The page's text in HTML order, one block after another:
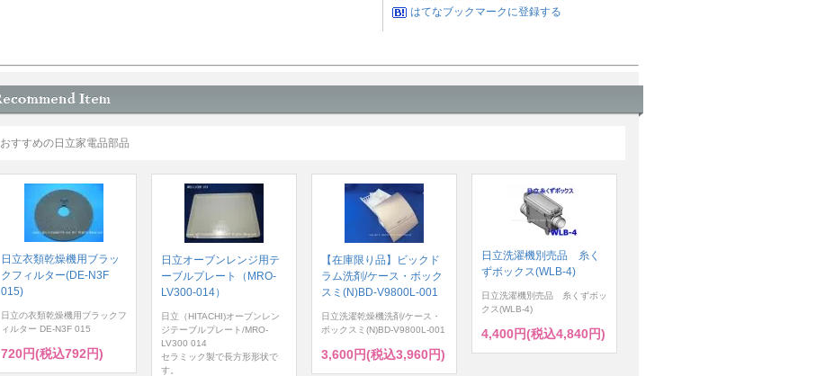
はてなブックマークに登録する
おすすめの日立家電品部品
日立衣類乾燥機用ブラッ
クフィルター(DE-N3F
015)
日立の衣類乾燥機用ブラックフ
ィルター DE-N3F 015
720円(税込792円)
日立オーブンレンジ用テ
ーブルプレート（MRO-
LV300-014）
日立（HITACHI)オーブンレン
ジテーブルプレート/MRO-
LV300 014
セラミック製で長方形形状で
す。
【在庫限り品】ビックド
ラム洗剤/ケース・ボック
スミ(N)BD-V9800L-001
日立洗濯乾燥機洗剤/ケース・
ボックスミ(N)BD-V9800L-001
3,600円(税込3,960円)
日立洗濯機別売品 糸く
ずボックス(WLB-4)
日立洗濯機別売品 糸くずボッ
クス(WLB-4)
4,400円(税込4,840円)